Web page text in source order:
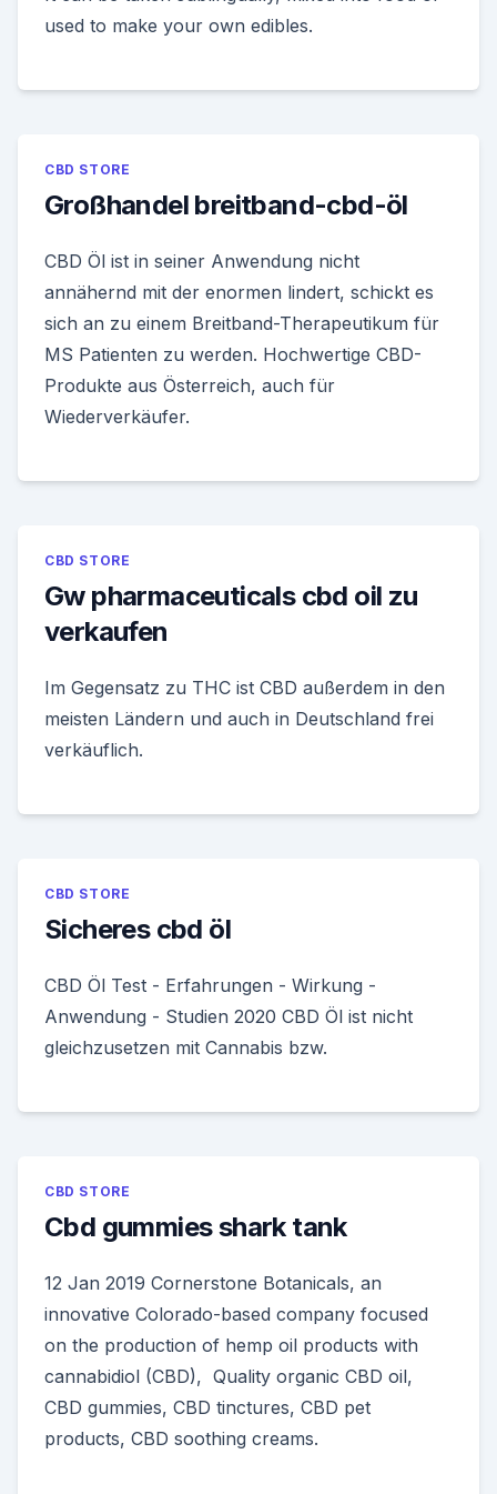
used to make your own edibles.
CBD STORE
Großhandel breitband-cbd-öl
CBD Öl ist in seiner Anwendung nicht
annähernd mit der enormen lindert, schickt es
sich an zu einem Breitband-Therapeutikum für
MS Patienten zu werden. Hochwertige CBD-
Produkte aus Österreich, auch für
Wiederverkäufer.
CBD STORE
Gw pharmaceuticals cbd oil zu
verkaufen
Im Gegensatz zu THC ist CBD außerdem in den
meisten Ländern und auch in Deutschland frei
verkäuflich.
CBD STORE
Sicheres cbd öl
CBD Öl Test - Erfahrungen - Wirkung -
Anwendung - Studien 2020 CBD Öl ist nicht
gleichzusetzen mit Cannabis bzw.
CBD STORE
Cbd gummies shark tank
12 Jan 2019 Cornerstone Botanicals, an
innovative Colorado-based company focused
on the production of hemp oil products with
cannabidiol (CBD), Quality organic CBD oil,
CBD gummies, CBD tinctures, CBD pet
products, CBD soothing creams.